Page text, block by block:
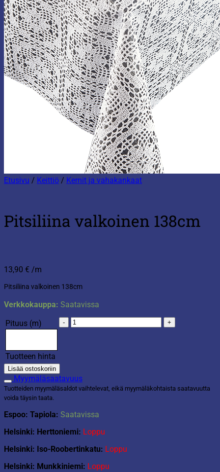
Etusivu / Keittiö / Kernit ja vahakankaat
Pitsiliina valkoinen 138cm
13,90 € /m
Pitsiliina valkoinen 138cm
Verkkokauppa: Saatavissa
Pituus (m)
Tuotteen hinta
Pitsiliina
valkoinen
Lisää ostoskoriin
Myymäläsaatavuus
Tuotteiden myymäläsaldot vaihtelevat, eikä myymäläkohtaista saatavuutta
voida täysin taata.
Espoo: Tapiola: Saatavissa
Helsinki: Herttoniemi: Loppu
Helsinki: Iso-Roobertinkatu: Loppu
Helsinki: Munkkiniemi: Loppu